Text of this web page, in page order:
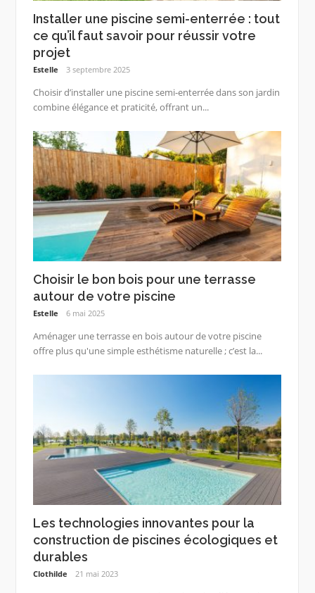
Installer une piscine semi-enterrée : tout
ce qu’il faut savoir pour réussir votre
projet
Estelle 3 septembre 2025
Choisir d’installer une piscine semi-enterrée dans son jardin
combine élégance et praticité, offrant un...
Choisir le bon bois pour une terrasse
autour de votre piscine
Estelle 6 mai 2025
Aménager une terrasse en bois autour de votre piscine
offre plus qu'une simple esthétisme naturelle ; c’est la...
Les technologies innovantes pour la
construction de piscines écologiques et
durables
Clothilde 21 mai 2023